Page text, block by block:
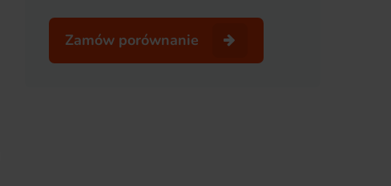
Zamów porównanie